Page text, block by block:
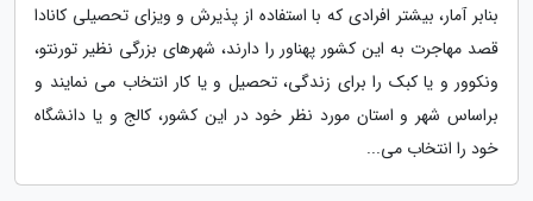
بنابر آمار، بیشتر افرادی که با استفاده از پذیرش و ویزای تحصیلی کانادا
قصد مهاجرت به این کشور پهناور را دارند، شهرهای بزرگی نظیر تورنتو،
ونکوور و یا کبک را برای زندگی، تحصیل و یا کار انتخاب می نمایند و
براساس شهر و استان مورد نظر خود در این کشور، کالج و یا دانشگاه
خود را انتخاب می...